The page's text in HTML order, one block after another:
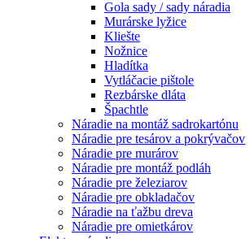
Gola sady / sady náradia
Murárske lyžice
Kliešte
Nožnice
Hladítka
Vytláčacie pištole
Rezbárske dláta
Špachtle
Náradie na montáž sadrokartónu
Náradie pre tesárov a pokrývačov
Náradie pre murárov
Náradie pre montáž podláh
Náradie pre železiarov
Náradie pre obkladačov
Náradie na ťažbu dreva
Náradie pre omietkárov